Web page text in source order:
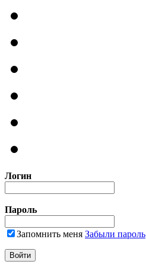
Логин
Пароль
Запомнить меня Забыли пароль